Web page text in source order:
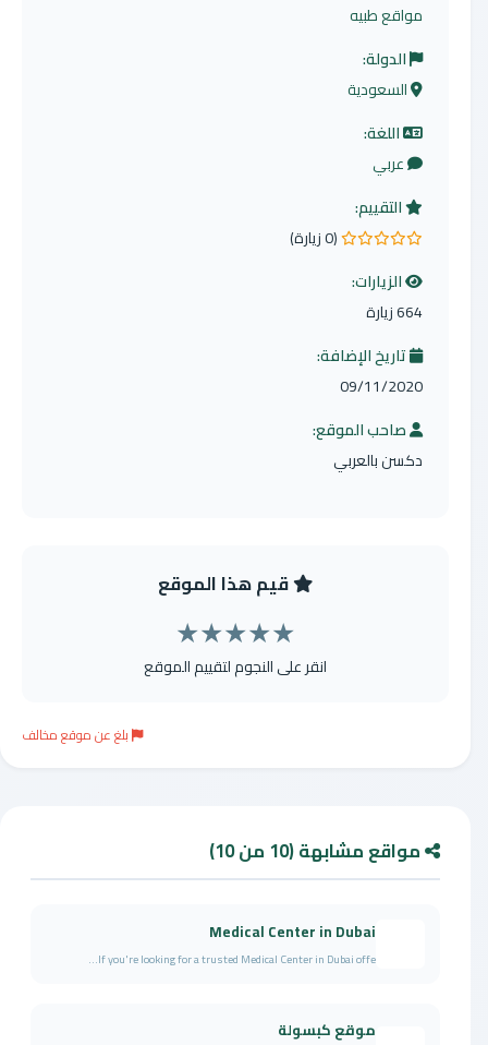
مواقع طبيه
الدولة:
السعودية
اللغة:
عربي
التقييم:
0.0 من 5 نجوم
(0 زيارة)
الزيارات:
664 زيارة
تاريخ الإضافة:
09/11/2020
صاحب الموقع:
دكسن بالعربي
قيم هذا الموقع
★
★
★
★
★
انقر على النجوم لتقييم الموقع
بلغ عن موقع مخالف
مواقع مشابهة (10 من 10)
Medical Center in Dubai
If you're looking for a trusted Medical Center in Dubai offe...
موقع كبسولة